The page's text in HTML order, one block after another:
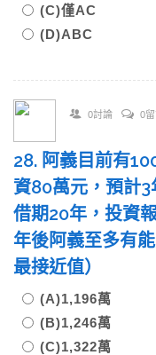
(C)僅AC
(D)ABC
0討論 0
28. 阿義目前有
資80萬元，預計3
借期20年，投資
年後阿義至多有
最接近值）
(A)1,196萬
(B)1,246萬
(C)1,322萬